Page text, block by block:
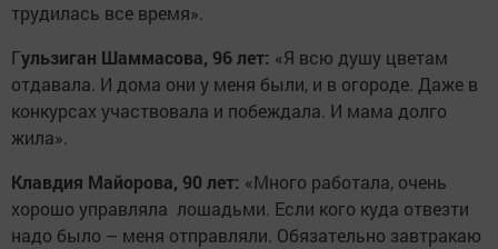
трудилась все время».
Гульзиган Шаммасова, 96 лет: «Я всю душу цветам
отдавала. И дома они у меня были, и в огороде. Даже в
конкурсах участвовала и побеждала. И мама долго
жила».
Клавдия Майорова, 90 лет: «Много работала, очень
хорошо управляла лошадьми. Если кого куда отвезти
надо было – меня отправляли. Обязательно завтракаю